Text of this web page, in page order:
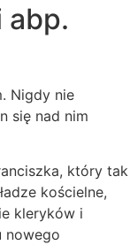
abp.
Nigdy nie
się nad nim
który tak
kościelne,
kleryków i
nowego